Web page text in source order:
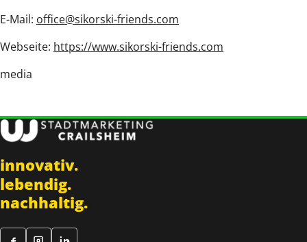
E-Mail: office@sikorski-friends.com
Webseite: https://www.sikorski-friends.com
media
innovativ.
lebendig.
nachhaltig.